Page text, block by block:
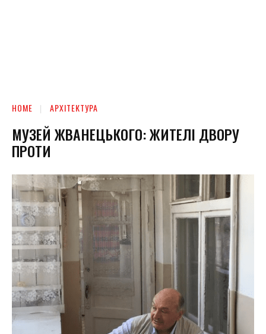
HOME АРХІТЕКТУРА
МУЗЕЙ ЖВАНЕЦЬКОГО: ЖИТЕЛІ ДВОРУ
ПРОТИ